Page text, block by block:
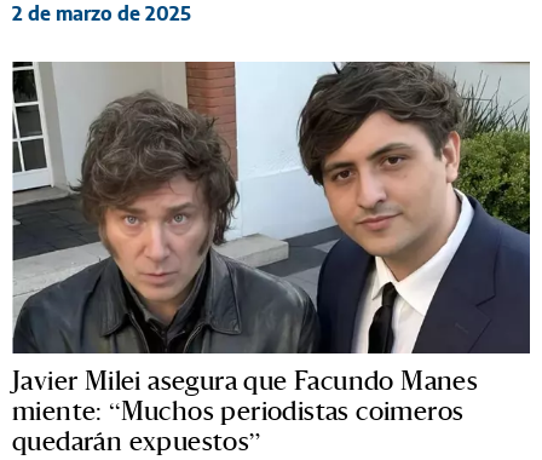
2 de marzo de 2025
Javier Milei asegura que Facundo Manes
miente: “Muchos periodistas coimeros
quedarán expuestos”